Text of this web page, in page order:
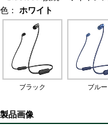
色： ホワイト
ブラック ブルー
製品画像